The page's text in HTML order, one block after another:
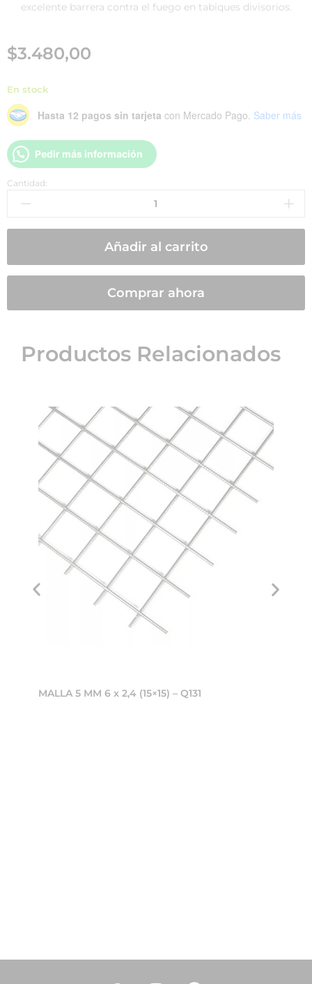
excelente barrera contra el fuego en tabiques divisorios.
$3.480,00
En stock
Hasta 12 pagos sin tarjeta con Mercado Pago. Saber más
Pedir más información
Cantidad:
Añadir al carrito
Comprar ahora
Productos Relacionados
MALLA 5 MM 6 x 2,4 (15×15) – Q131